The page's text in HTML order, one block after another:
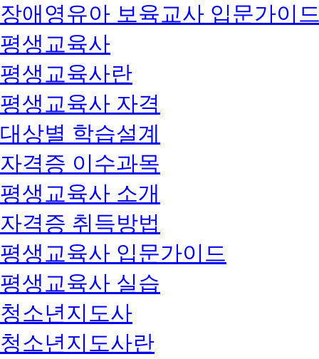
장애영유아 보육교사 입문가이
평생교육사
평생교육사란
평생교육사 자격
대상별 학습설계
자격증 이수과목
평생교육사 소개
자격증 취득방법
평생교육사 입문가이드
평생교육사 실습
청소년지도사
청소년지도사란